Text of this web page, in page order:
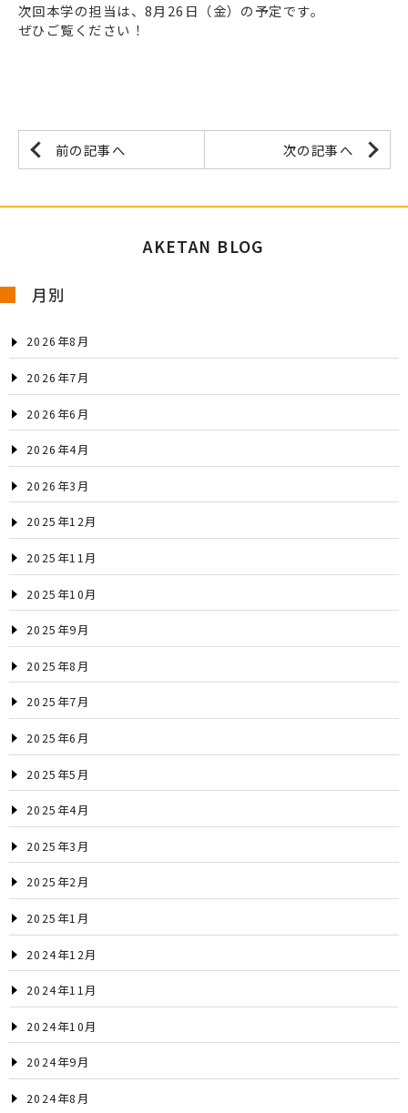
AKETAN BLOG
月別
2026年8月
2026年7月
2026年6月
2026年4月
2026年3月
2025年12月
2025年11月
2025年10月
2025年9月
2025年8月
2025年7月
2025年6月
2025年5月
2025年4月
2025年3月
2025年2月
2025年1月
2024年12月
2024年11月
2024年10月
2024年9月
2024年8月
次回本学の担当は、8月26日（金）の予定です。
ぜひご覧ください！
前の記事へ 次の記事へ